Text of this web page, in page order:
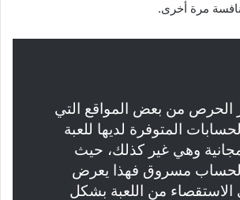
مرة أخرى.
الحرص من بعض المواقع التي
المتوفرة لديها للعبة
وهي غير كذلك، حيث
مسروق فهذا يعرض
الاستقصاء من اللعبة بشكل